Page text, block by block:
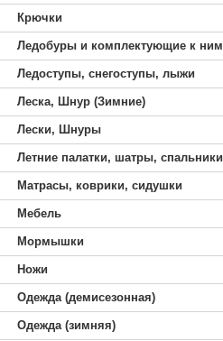
Крючки
Ледобуры и комплектующие к ним
Ледоступы, снегоступы, лыжи
Леска, Шнур (Зимние)
Лески, Шнуры
Летние палатки, шатры, спальники
Матрасы, коврики, сидушки
Мебель
Мормышки
Ножи
Одежда (демисезонная)
Одежда (зимняя)